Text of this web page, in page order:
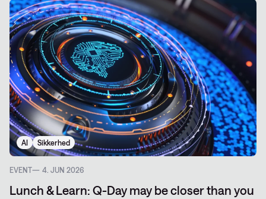
AI Sikkerhed
EVENT 4. JUN 2026
Lunch & Learn: Q-Day may be closer than you